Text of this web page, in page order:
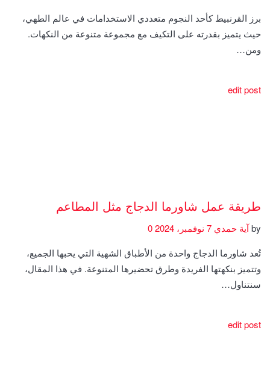
برز القرنبيط كأحد النجوم متعددي الاستخدامات في عالم الطهي،
حيث يتميز بقدرته على التكيف مع مجموعة متنوعة من النكهات.
ومن…
edit post
طريقة عمل شاورما الدجاج مثل المطاعم
byآية حمدي
تُعد شاورما الدجاج واحدة من الأطباق الشهية التي يحبها الجميع،
وتتميز بنكهتها الفريدة وطرق تحضيرها المتنوعة. في هذا المقال،
سنتناول…
edit post